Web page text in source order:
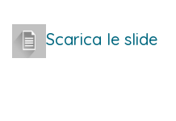
Scarica le slide